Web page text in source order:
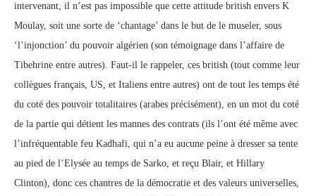
intervenant, il n’est pas impossible que cette attitude british envers K
Moulay, soit une sorte de ‘chantage’ dans le but de le museler, sous
‘l’injonction’ du pouvoir algérien (son témoignage dans l’affaire de
Tibehrine entre autres). Faut-il le rappeler, ces british (tout comme leur
collègues français, US, et Italiens entre autres) ont de tout les temps été
du coté des pouvoir totalitaires (arabes précisément), en un mot du coté
de la partie qui détient les mannes des contrats (ils l’ont été même avec
l’infréquentable feu Kadhafi, qui n’a eu aucune peine à dresser sa tente
au pied de l’Elysée au temps de Sarko, et reçu Blair, et Hillary
Clinton), donc ces chantres de la démocratie et des valeurs universelles,